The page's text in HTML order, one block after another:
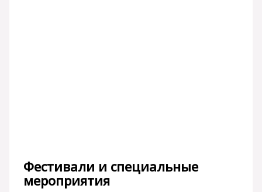
Фестивали и специальные
мероприятия